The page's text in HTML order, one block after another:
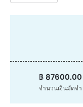
฿ 87600.00
จำนวนเงินมัดจำ